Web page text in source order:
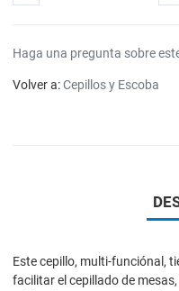
Haga una pregunta sobre
Volver a:Cepillos y Escoba
Este cepillo, multi-funciónal,
facilitar el cepillado de